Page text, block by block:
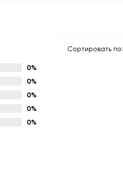
0%
0%
0%
0%
0%
Сортировать по: